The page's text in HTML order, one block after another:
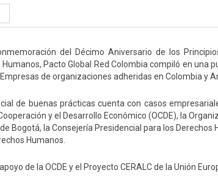
del Décimo Aniversario de los
Humanos, Pacto Global Red Colombia compiló en una
de organizaciones adheridas en Colombia y
de buenas prácticas cuenta con casos
y el Desarrollo Económico (OCDE), la
Bogotá, la Consejería Presidencial para los Derechos
Humanos.
de la OCDE y el Proyecto CERALC de la Unión